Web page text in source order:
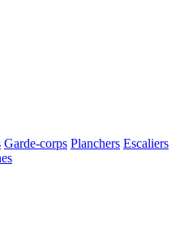
Garde-corps Planchers Escaliers